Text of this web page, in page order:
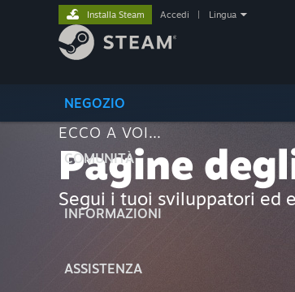
NEGOZIO
COMUNITÀ
INFORMAZIONI
ASSISTENZA
Installa Steam Accedi Lingua
ECCO A VOI...
Pagine
Segui i tuoi sviluppatori ed